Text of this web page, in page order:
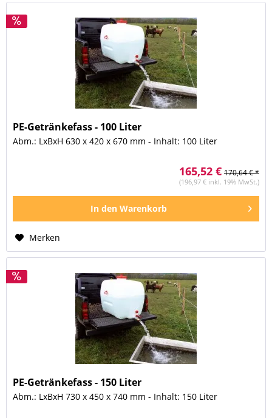
PE-Getränkefass - 100 Liter
Abm.: LxBxH 630 x 420 x 670 mm - Inhalt: 100 Liter
165,52 € 170,64 € *
(196,97 € inkl. 19% MwSt.)
In den Warenkorb
Merken
PE-Getränkefass - 150 Liter
Abm.: LxBxH 730 x 450 x 740 mm - Inhalt: 150 Liter